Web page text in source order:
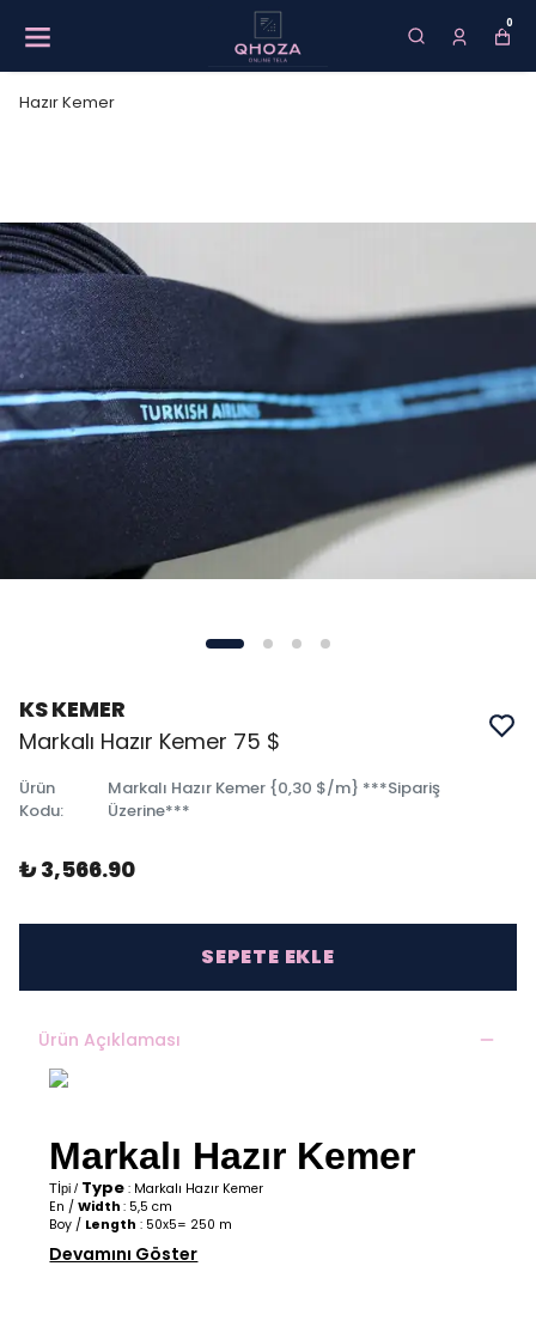
0
Hazır Kemer
KS KEMER
Markalı Hazır Kemer 75 $
Ürün
Kodu:
Markalı Hazır Kemer {0,30 $/m} ***Sipariş
Üzerine***
₺ 3,566.90
SEPETE EKLE
Ürün Açıklaması
Markalı Hazır Kemer
Tİpi / Type: Markalı Hazır Kemer
En /Width: 5,5 cm
Boy / Length : 50x5= 250 m
Devamını Göster